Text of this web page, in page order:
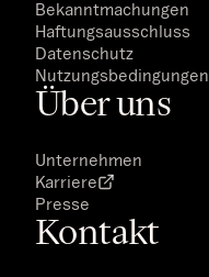
Bekanntmachungen
Haftungsausschluss
Datenschutz
Nutzungsbedingungen
Über uns
Unternehmen
Karriere
Presse
Kontakt